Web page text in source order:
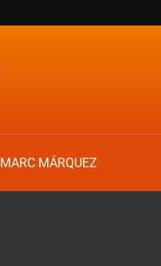
MARC MÁRQUEZ